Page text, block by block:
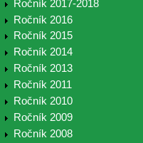
Ročník 2017-2018
Ročník 2016
Ročník 2015
Ročník 2014
Ročník 2013
Ročník 2011
Ročník 2010
Ročník 2009
Ročník 2008